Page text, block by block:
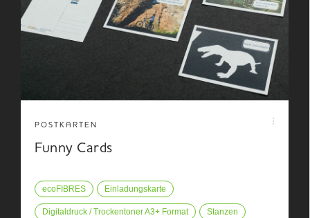
POSTKARTEN
Funny Cards
ecoFIBRES Einladungskarte
Digitaldruck / Trockentoner A3+ Format Stanzen